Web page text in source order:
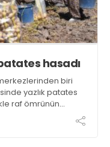
hasadı
biri
yazlık patates
raf ömrünün
tüketimde
edildiğini belirtti